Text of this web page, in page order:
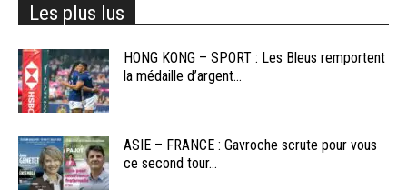
Les plus lus
HONG KONG – SPORT : Les Bleus remportent
la médaille d’argent...
ASIE – FRANCE : Gavroche scrute pour vous
ce second tour...